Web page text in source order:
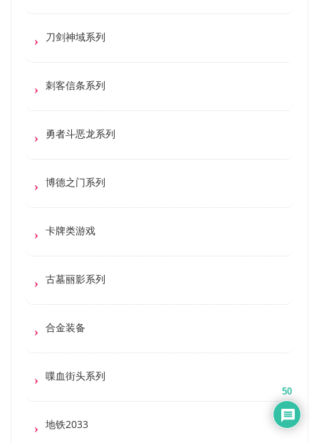
刀剑神域系列
刺客信条系列
勇者斗恶龙系列
博德之门系列
卡牌类游戏
古墓丽影系列
合金装备
喋血街头系列
地铁2033
50